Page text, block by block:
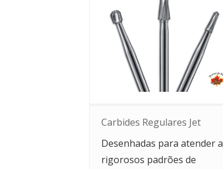
Carbides Regulares Jet
Desenhadas para atender a
rigorosos padrões de